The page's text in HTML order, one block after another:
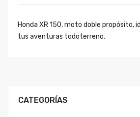
CATEGORÍAS
Honda XR 150, moto doble propósito,
tus aventuras todoterreno.